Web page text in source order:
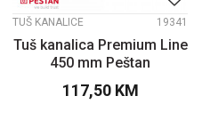
TUŠ KANALICE 19341
Tuš kanalica Premium Line
450 mm Peštan
117,50 KM